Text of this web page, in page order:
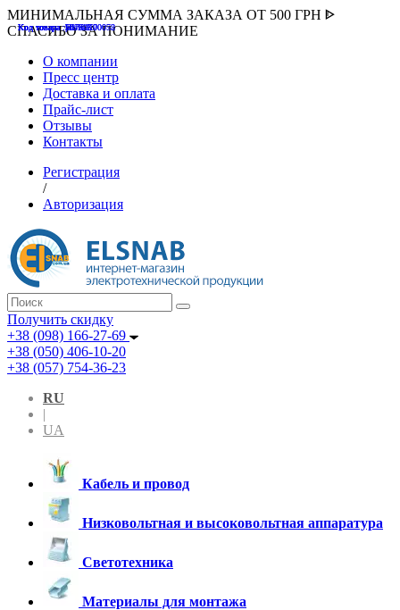
МИНИМАЛЬНАЯ СУММА ЗАКАЗА ОТ 500 ГРН ᐈ
СПАСИБО ЗА ПОНИМАНИЕ
О компании
Пресс центр
Доставка и оплата
Прайс-лист
Отзывы
Контакты
Регистрация
/
Авторизация
Получить скидку
+38 (098) 166-27-69
+38 (050) 406-10-20
+38 (057) 754-36-23
RU
|
UA
Кабель и провод
Низковольтная и высоковольтная аппаратура
Светотехника
Материалы для монтажа
Код товара :507000
Код товара :HUK-K00058
Код товара :Т075177
Код товара :pnsv12
Код товара :HUK-K00072